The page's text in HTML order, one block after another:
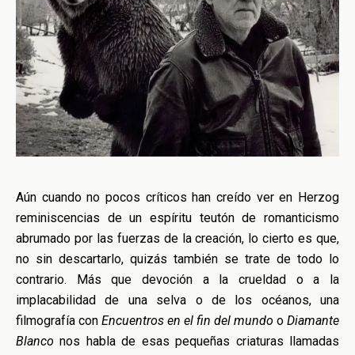
Aún cuando no pocos críticos han creído ver en Herzog
reminiscencias de un espíritu teutón de romanticismo
abrumado por las fuerzas de la creación, lo cierto es que,
no sin descartarlo, quizás también se trate de todo lo
contrario. Más que devoción a la crueldad o a la
implacabilidad de una selva o de los océanos, una
filmografía con Encuentros en el fin del mundo o Diamante
Blanco nos habla de esas pequeñas criaturas llamadas